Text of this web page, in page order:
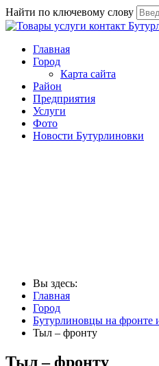
Найти по ключевому слову
Главная
Город
Карта сайта
Район
Предприятия
Услуги
Фото
Новости Бутурлиновки
Вы здесь:
Главная
Город
Бутурлиновцы на фронте
Тыл – фронту
Тыл – фронту